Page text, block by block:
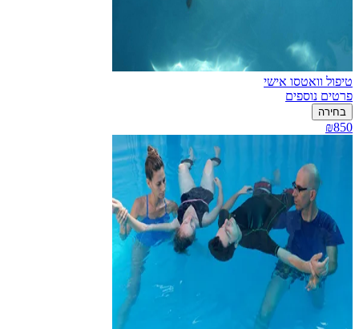
טיפול וואטסו אישי
פרטים נוספים
בחירה
₪850